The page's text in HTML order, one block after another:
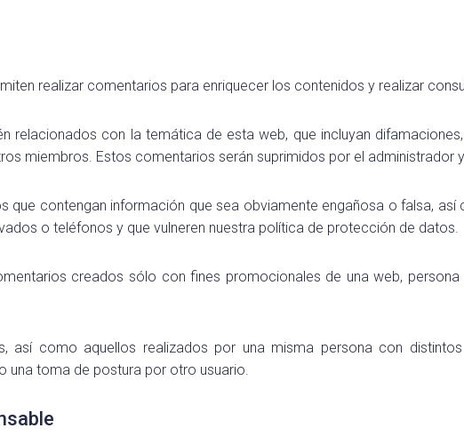
realizar comentarios para enriquecer los contenidos y realizar
relacionados con la temática de esta web, que incluyan
miembros. Estos comentarios serán suprimidos por el administrador
que contengan información que sea obviamente engañosa o falsa,
o teléfonos y que vulneren nuestra política de protección de datos.
creados sólo con fines promocionales de una web,
así como aquellos realizados por una misma persona con
una toma de postura por otro usuario.